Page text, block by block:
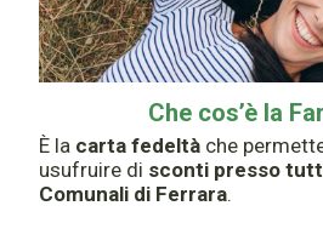
Che cos’è la
È la carta fedeltà che
usufruire di sconti presso
Comunali di Ferrara.